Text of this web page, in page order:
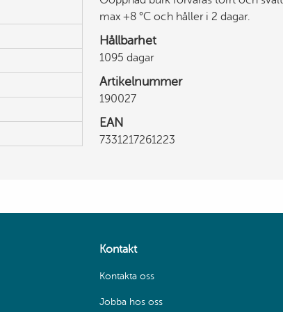
max +8 °C och håller i 2 dagar.
Hållbarhet
1095 dagar
Artikelnummer
190027
EAN
7331217261223
Kontakt
Kontakta oss
Jobba hos oss